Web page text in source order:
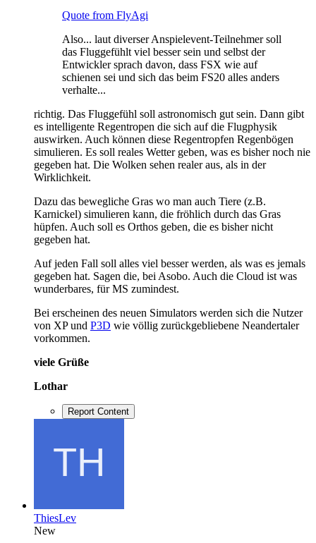
Quote from FlyAgi
Also... laut diverser Anspielevent-Teilnehmer soll
das Fluggefühlt viel besser sein und selbst der
Entwickler sprach davon, dass FSX wie auf
schienen sei und sich das beim FS20 alles anders
verhalte...
richtig. Das Fluggefühl soll astronomisch gut sein. Dann gibt
es intelligente Regentropen die sich auf die Flugphysik
auswirken. Auch können diese Regentropfen Regenbögen
simulieren. Es soll reales Wetter geben, was es bisher noch nie
gegeben hat. Die Wolken sehen realer aus, als in der
Wirklichkeit.
Dazu das bewegliche Gras wo man auch Tiere (z.B.
Karnickel) simulieren kann, die fröhlich durch das Gras
hüpfen. Auch soll es Orthos geben, die es bisher nicht
gegeben hat.
Auf jeden Fall soll alles viel besser werden, als was es jemals
gegeben hat. Sagen die, bei Asobo. Auch die Cloud ist was
wunderbares, für MS zumindest.
Bei erscheinen des neuen Simulators werden sich die Nutzer
von XP und P3D wie völlig zurückgebliebene Neandertaler
vorkommen.
viele Grüße
Lothar
Report Content
ThiesLev
New